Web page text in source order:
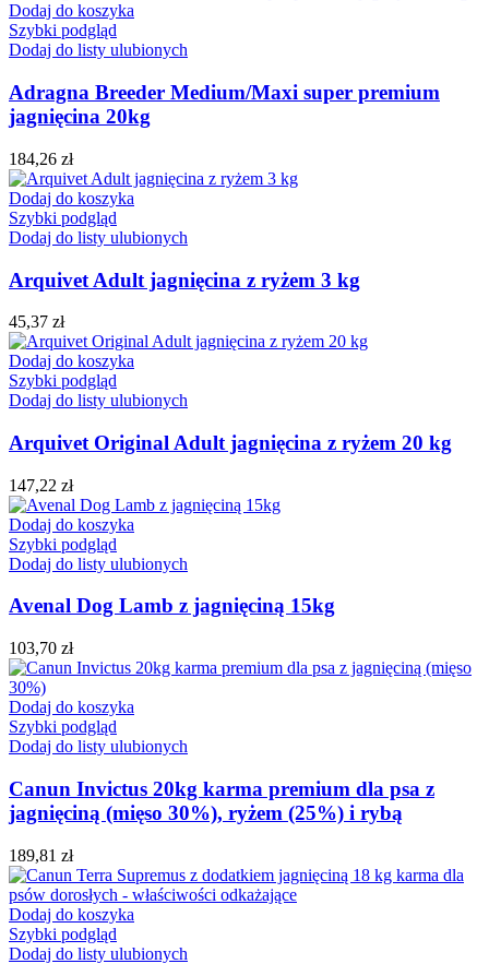
Dodaj do koszyka
Szybki podgląd
Dodaj do listy ulubionych
Adragna Breeder Medium/Maxi super premium
jagnięcina 20kg
184,26 zł
Dodaj do koszyka
Szybki podgląd
Dodaj do listy ulubionych
Arquivet Adult jagnięcina z ryżem 3 kg
45,37 zł
Dodaj do koszyka
Szybki podgląd
Dodaj do listy ulubionych
Arquivet Original Adult jagnięcina z ryżem 20 kg
147,22 zł
Dodaj do koszyka
Szybki podgląd
Dodaj do listy ulubionych
Avenal Dog Lamb z jagnięciną 15kg
103,70 zł
Dodaj do koszyka
Szybki podgląd
Dodaj do listy ulubionych
Canun Invictus 20kg karma premium dla psa z
jagnięciną (mięso 30%), ryżem (25%) i rybą
189,81 zł
Dodaj do koszyka
Szybki podgląd
Dodaj do listy ulubionych